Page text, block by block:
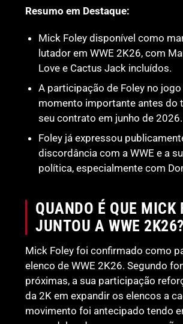
Resumo em Destaque:
Mick Foley disponível como
lutador em WWE 2K26, com
Love e Cactus Jack incluídos.
A participação de Foley no
momento importante antes do
seu contrato em junho de 2026.
Foley já expressou
discordância com a WWE e a
política, especialmente com
QUANDO É QUE MICK
JUNTOU A WWE 2K26?
Mick Foley foi confirmado como
elenco de WWE 2K26. Segundo
próximas, a sua participação
da 2K em expandir os elencos a
movimento foi antecipado tendo